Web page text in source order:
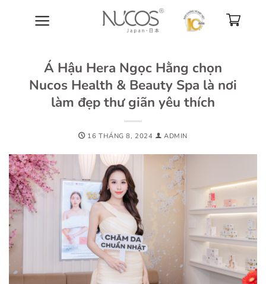
Á Hậu Hera Ngọc Hằng chọn
Nucos Health & Beauty Spa là nơi
làm đẹp thư giãn yêu thích
16 THÁNG 8, 2024 ADMIN